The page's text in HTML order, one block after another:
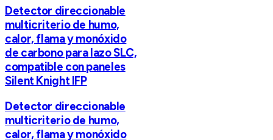
Detector direccionable
multicriterio de humo,
calor, flama y monóxido
de carbono para lazo SLC,
compatible con paneles
Silent Knight IFP
Detector direccionable
multicriterio de humo,
calor, flama y monóxido